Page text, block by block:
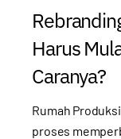
Harus
Caranya?
Rumah
proses